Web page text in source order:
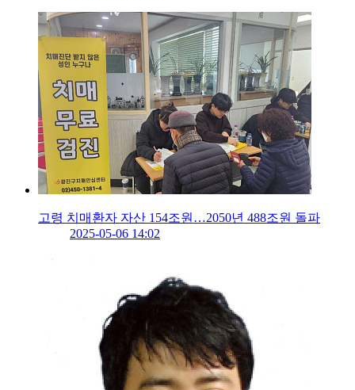
고령 치매환자 자산 154조원…2050년 488조원 돌파
2025-05-06 14:02